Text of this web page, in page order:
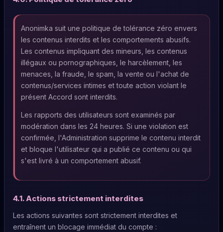
Anonimka suit une politique de tolérance zéro envers
les contenus interdits et les comportements abusifs.
Les contenus impliquant des mineurs, les contenus
illégaux ou pornographiques, le harcèlement, les
menaces, la fraude, le spam, la vente ou l'achat de
contenus/services intimes et toute action violant le
présent Accord sont interdits.
Les rapports des utilisateurs sont examinés par
modération dans les 24 heures. Si une violation est
confirmée, l'Administration supprime le contenu interdit
et bloque l'utilisateur qui a publié ce contenu ou qui
s'est livré à un comportement abusif.
4.1. Actions strictement interdites
Les actions suivantes sont strictement interdites et
entraînent un blocage immédiat du compte :